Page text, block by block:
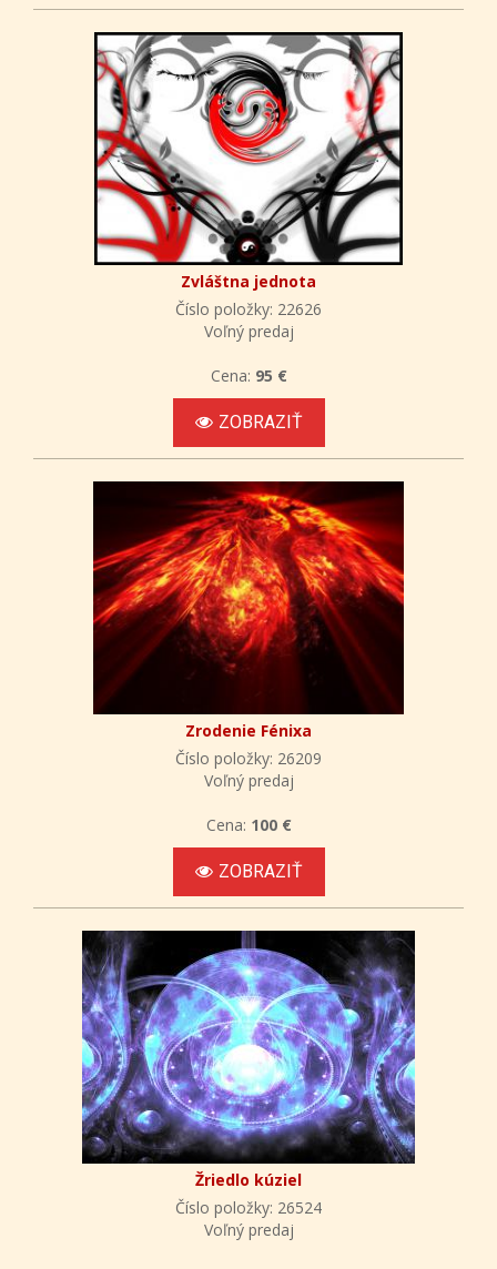
Zvláštna jednota
Číslo položky: 22626
Voľný predaj
Cena: 95 €
ZOBRAZIŤ
Zrodenie Fénixa
Číslo položky: 26209
Voľný predaj
Cena: 100 €
ZOBRAZIŤ
Žriedlo kúziel
Číslo položky: 26524
Voľný predaj